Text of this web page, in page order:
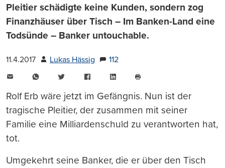
Pleitier schädigte keine Kunden, sondern zog
Finanzhäuser über Tisch – Im Banken-Land eine
Todsünde – Banker untouchable.
11.4.2017 Lukas Hässig
112
WhatsAppTwitter FacebookLinkedIn
drucken
Rolf Erb wäre jetzt im Gefängnis. Nun ist der
tragische Pleitier, der zusammen mit seiner
Familie eine Milliardenschuld zu verantworten hat,
tot.
Umgekehrt seine Banker, die er über den Tisch